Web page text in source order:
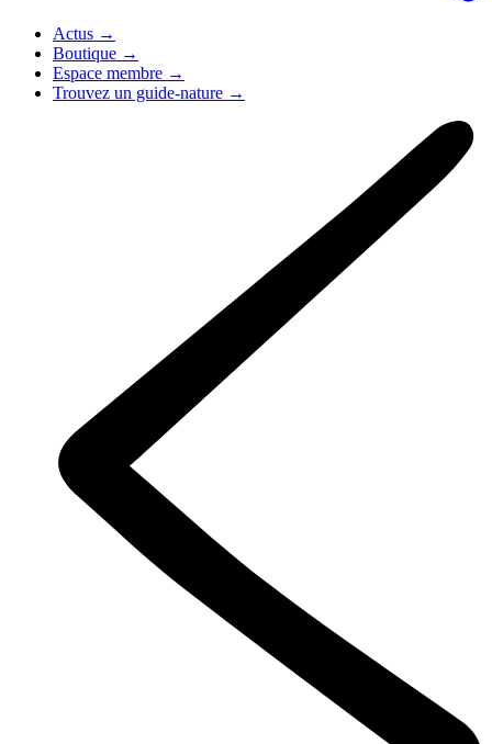
Actus →
Boutique →
Espace membre →
Trouvez un guide-nature →